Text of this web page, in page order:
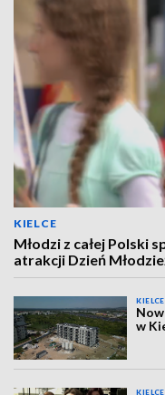
KIELCE
Młodzi z całej Polski
atrakcji Dzień
KIELCE
w
KIELCE